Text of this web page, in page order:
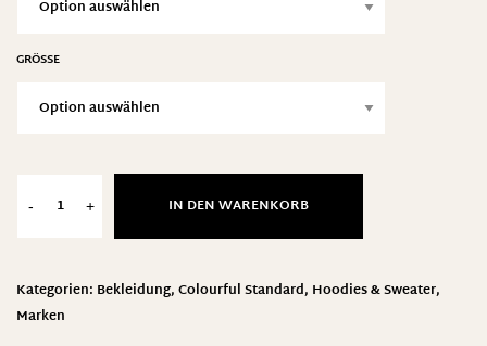
GRÖSSE
- + IN DEN WARENKORB
Kategorien: Bekleidung,Colourful Standard, Hoodies & Sweater,
Marken